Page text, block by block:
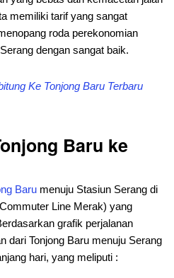
memiliki tarif yang sangat
roda perekonomian
dengan sangat baik.
Ke Tonjong Baru Terbaru
Baru ke
Baru menuju Stasiun Serang di
Line Merak) yang
grafik perjalanan
dari Tonjong Baru menuju Serang
hari, yang meliputi :